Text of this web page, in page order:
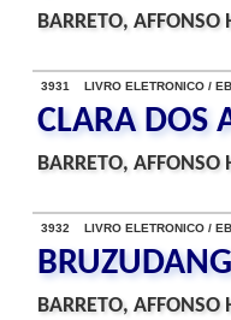
BARRETO,
3931 LIVRO ELETRONICO /
CLARA DOS
BARRETO,
3932 LIVRO ELETRONICO /
BARRETO,